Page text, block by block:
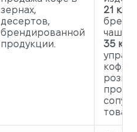
зернах,
десертов,
брендированной
продукции.
21
чашки,
35